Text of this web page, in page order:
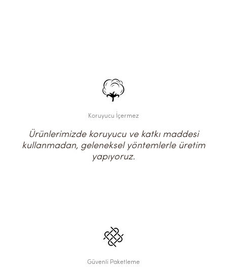
Koruyucu İçermez
Ürünlerimizde koruyucu ve katkı maddesi
kullanmadan, geleneksel yöntemlerle üretim
yapıyoruz.
Güvenli Paketleme